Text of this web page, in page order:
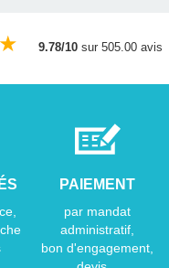
★ 9.78/10 sur 505.00 avis
PAIEMENT
par mandat
administratif,
bon d'engagement,